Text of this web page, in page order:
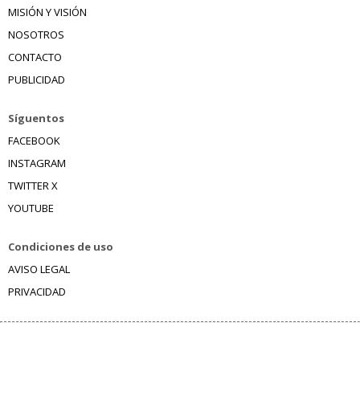
MISIÓN Y VISIÓN
NOSOTROS
CONTACTO
PUBLICIDAD
Síguentos
FACEBOOK
INSTAGRAM
TWITTER X
YOUTUBE
Condiciones de uso
AVISO LEGAL
PRIVACIDAD